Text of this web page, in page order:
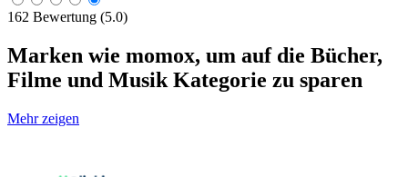
162 Bewertung (5.0)
Marken wie momox, um auf die Bücher,
Filme und Musik Kategorie zu sparen
Mehr zeigen